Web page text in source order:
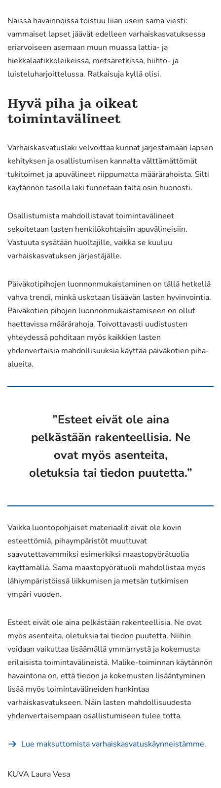
Näissä havainnoissa toistuu liian usein sama viesti:
vammaiset lapset jäävät edelleen varhaiskasvatuksessa
eriarvoiseen asemaan muun muassa lattia- ja
hiekkalaatikkoleikeissä, metsäretkissä, hiihto- ja
luisteluharjoittelussa. Ratkaisuja kyllä olisi.
Hyvä piha ja oikeat
toimintavälineet
Varhaiskasvatuslaki velvoittaa kunnat järjestämään lapsen
kehityksen ja osallistumisen kannalta välttämättömät
tukitoimet ja apuvälineet riippumatta määrärahoista. Silti
käytännön tasolla laki tunnetaan tältä osin huonosti.
Osallistumista mahdollistavat toimintavälineet
sekoitetaan lasten henkilökohtaisiin apuvälineisiin.
Vastuuta sysätään huoltajille, vaikka se kuuluu
varhaiskasvatuksen järjestäjälle.
Päiväkotipihojen luonnonmukaistaminen on tällä hetkellä
vahva trendi, minkä uskotaan lisäävän lasten hyvinvointia.
Päiväkotien pihojen luonnonmukaistamiseen on ollut
haettavissa määrärahoja. Toivottavasti uudistusten
yhteydessä pohditaan myös kaikkien lasten
yhdenvertaisia mahdollisuuksia käyttää päiväkotien piha-
alueita.
”Esteet eivät ole aina
pelkästään rakenteellisia. Ne
ovat myös asenteita,
oletuksia tai tiedon puutetta.”
Vaikka luontopohjaiset materiaalit eivät ole kovin
esteettömiä, pihaympäristöt muuttuvat
saavutettavammiksi esimerkiksi maastopyörätuolia
käyttämällä. Sama maastopyörätuoli mahdollistaa myös
lähiympäristöissä liikkumisen ja metsän tutkimisen
ympäri vuoden.
Esteet eivät ole aina pelkästään rakenteellisia. Ne ovat
myös asenteita, oletuksia tai tiedon puutetta. Niihin
voidaan vaikuttaa lisäämällä ymmärrystä ja kokemusta
erilaisista toimintavälineistä. Malike-toiminnan käytännön
havaintona on, että tiedon ja kokemusten lisääntyminen
lisää myös toimintavälineiden hankintaa
varhaiskasvatukseen. Näin lasten mahdollisuudesta
yhdenvertaisempaan osallistumiseen tulee totta.
Lue maksuttomista varhaiskasvatuskäynneistämme.
KUVA Laura Vesa